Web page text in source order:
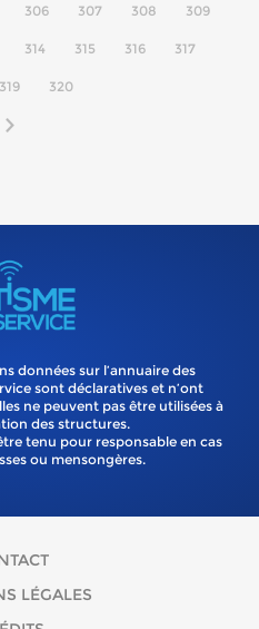
306 307 308 309
314 315 316 317
319 320
données sur l’annuaire des
sont déclaratives et n’ont
ne peuvent pas être utilisées à
des structures.
tenu pour responsable en cas
ou mensongères.
LÉGALES